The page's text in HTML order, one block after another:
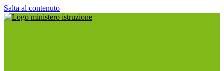
Salta al contenuto